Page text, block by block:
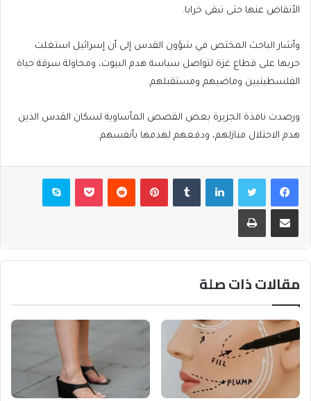
الأنقاض عنها حتى تبقى خرابا.
وأشار الباحث المختص في شؤون القدس إلى أن إسرائيل استغلت
حربها على قطاع غزة لتواصل سياسة هدم البيوت، ومحاولة سرقة حياة
الفلسطينيين وماضيهم ومستقبلهم.
ورصدت نافذة الجزيرة بعض القصص المأساوية لسكان القدس الذين
هدم الاحتلال منازلهم، ودفعهم لهدمها بأنفسهم.
فيسبوكتويتر لينكدإن بينتيريست بوكيت سكايب
مشاركة عبر البريد طباعة
مقالات ذات صلة